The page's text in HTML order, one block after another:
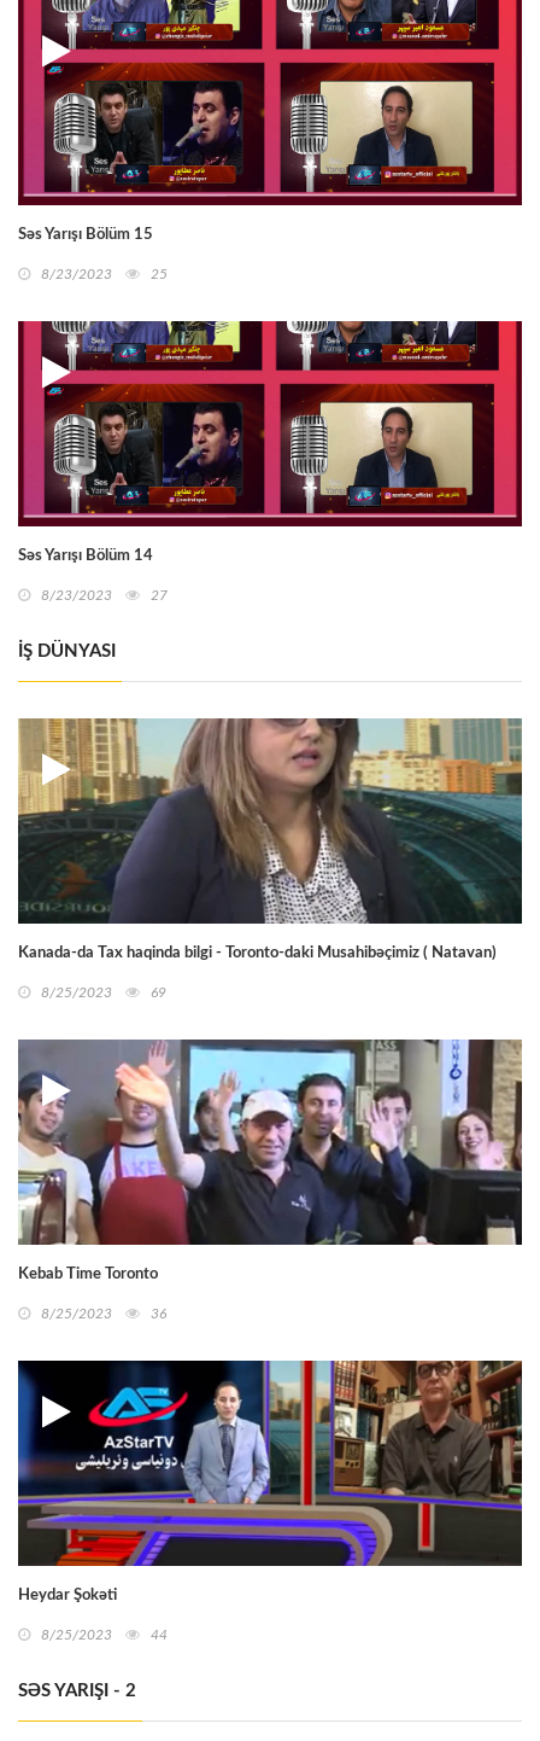
Səs Yarışı Bölüm 15
8/23/2023 25
Səs Yarışı Bölüm 14
8/23/2023 27
İŞ DÜNYASI
Kanada-da Tax haqinda bilgi - Toronto-daki Musahibəçimiz ( Natavan)
8/25/2023 69
Kebab Time Toronto
8/25/2023 36
Heydar Şokəti
8/25/2023 44
SƏS YARIŞI - 2